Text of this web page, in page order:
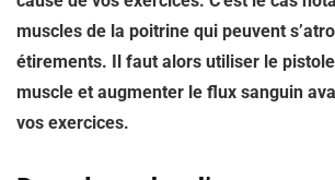
muscles de la poitrine qui peuvent
étirements. Il faut alors utiliser le
muscle et augmenter le flux sanguin
vos exercices.